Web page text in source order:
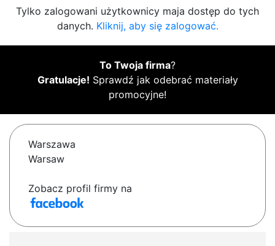
Tylko zalogowani użytkownicy maja dostęp do tych
danych. Kliknij, aby się zalogować.
To Twoja firma?
Gratulacje! Sprawdź jak odebrać materiały
promocyjne!
Warszawa
Warsaw
Zobacz profil firmy na